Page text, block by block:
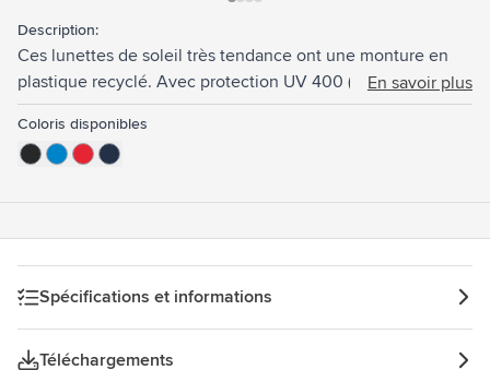
Description:
Ces lunettes de soleil très tendance ont une monture en
plastique recyclé. Avec protection UV 400 (selon les
normes européennes). Certifié GRS. Matière recyclée totale
: 66%.
En savoir plus
Coloris disponibles
Spécifications et informations
Téléchargements